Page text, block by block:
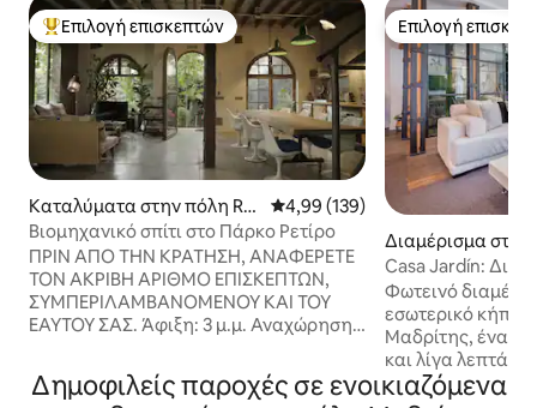
Κορυφαία επιλογή επισκεπτών
Επιλογή επισκεπτών
Καταλύματα στην πόλη Ret
iro
Μέση βαθμολογία: 4,99 στα 5,
4,99 (139)
Βιομηχανικό σπίτι στο Πάρκο Ρετίρο
ΠΡΙΝ ΑΠΟ ΤΗΝ ΚΡΑΤΗΣΗ, ΑΝΑΦΕΡΕΤΕ
ΤΟΝ ΑΚΡΙΒΗ ΑΡΙΘΜΟ ΕΠΙΣΚΕΠΤΩΝ,
ΣΥΜΠΕΡΙΛΑΜΒΑΝΟΜΕΝΟΥ ΚΑΙ ΤΟΥ
ΕΑΥΤΟΥ ΣΑΣ. Άφιξη: 3 μ.μ. Αναχώρηση:
ΤΑ ΠΆΡΤΙ. ΑΠΑΓΟΡΕΥΟΝΤΑΙ ΑΠΟΛΎΤΩΣ
ΟΙ ΦΩΤΟΓΡΑΦΊΣΕΙΣ, ΤΑ ΓΥΡΙΣΜΆΤΑ ΓΙΑ
Επιλογή
Επιλογή
Διαμέρισμα στην
Casa Jardín:
ακριβώς δίπλα
Φωτεινό
εσωτερικό κήπο
Μαδρίτης, ένα
και λίγα λεπτά
περισσότερα
Δημοφιλείς παροχές σε ενοικιαζόμενα